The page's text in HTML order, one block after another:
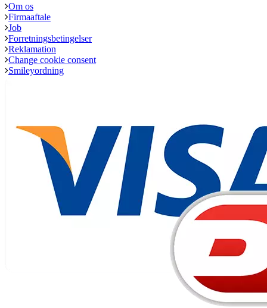
Om os
Firmaaftale
Job
Forretningsbetingelser
Reklamation
Change cookie consent
Smileyordning